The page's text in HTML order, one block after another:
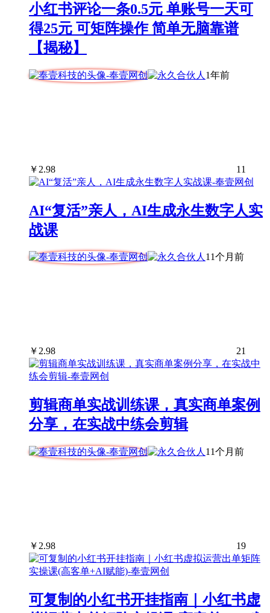
小红书评论一条0.5元 单账号一天可
得25元 可矩阵操作 简单无脑靠谱
【揭秘】
1年前
￥ 2.98 11
AI“复活”亲人，AI生成永生数字人实
战课
11个月前
￥2.98 21
剪辑商单实战训练课，真实商单案例
分享，在实战中练会剪辑
11个月前
￥ 2.98 19
可复制的小红书开挂指南｜小红书虚